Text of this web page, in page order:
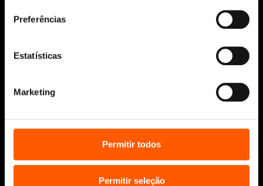
Preferências
Estatísticas
Marketing
Permitir todos
Permitir seleção
Política de Cookies